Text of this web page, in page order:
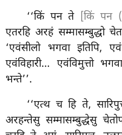
‘‘किं पन ते [किं पन
एतरहि अरहं सम्मासम्बुद्धो
‘एवंसीलो भगवा इतिपि,
एवंविहारी… एवंविमुत्तो
भन्ते’’.
‘‘एत्थ च हि ते,
अरहन्तेसु सम्मासम्बुद्धेसु